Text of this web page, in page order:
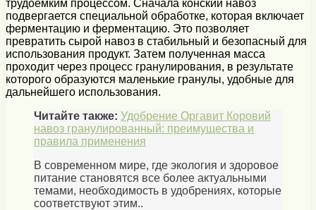
трудоемким процессом. Сначала конский навоз
подвергается специальной обработке, которая включает
ферментацию и ферментацию. Это позволяет
превратить сырой навоз в стабильный и безопасный для
использования продукт. Затем полученная масса
проходит через процесс гранулирования, в результате
которого образуются маленькие гранулы, удобные для
дальнейшего использования.
Читайте также: Удобрение Оргавит Коровий
навоз гранулированный: преимущества и
правила применения
В современном мире, где экология и здоровое
питание становятся все более актуальными
темами, необходимость в удобрениях, которые
соответствуют этим..